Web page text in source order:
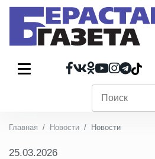
Главная Новости Новости
25.03.2026